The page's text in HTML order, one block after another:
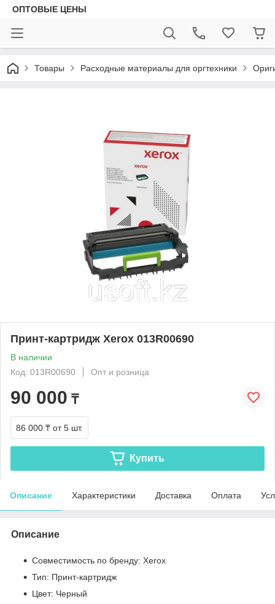
ОПТОВЫЕ ЦЕНЫ
Товары Расходные материалы для оргтехники
Принт-картридж Xerox 013R00690
В наличии
Код: 013R00690
Опт и розница
90 000 ₸
86 000 ₸ от 5 шт.
Купить
Описание Характеристики Доставка Оплата
Описание
Совместимость по бренду: Xerox
Тип: Принт-картридж
Цвет: Черный